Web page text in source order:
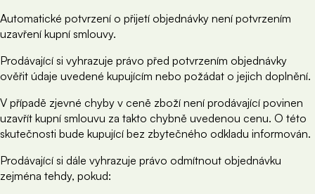
Automatické potvrzení o přijetí objednávky není potvrzením
uzavření kupní smlouvy.
Prodávající si vyhrazuje právo před potvrzením objednávky
ověřit údaje uvedené kupujícím nebo požádat o jejich doplnění.
V případě zjevné chyby v ceně zboží není prodávající povinen
uzavřít kupní smlouvu za takto chybně uvedenou cenu. O této
skutečnosti bude kupující bez zbytečného odkladu informován.
Prodávající si dále vyhrazuje právo odmítnout objednávku
zejména tehdy, pokud: